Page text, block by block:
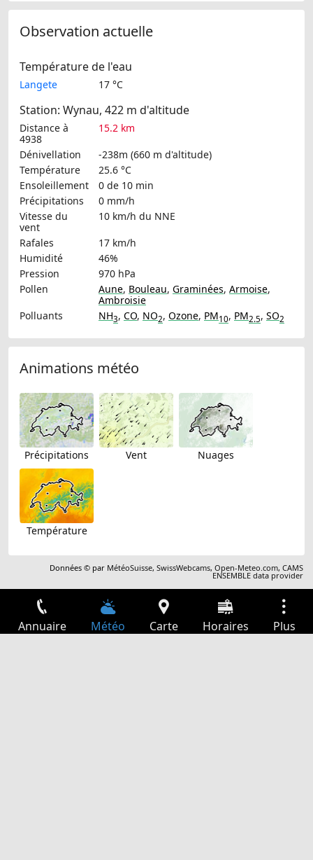
Observation actuelle
Température de l'eau
Langete 17 °C
Station: Wynau, 422 m d'altitude
Distance à
4938
15.2 km
Dénivellation
-238m (660 m d'altitude)
Température
25.6 °C
Ensoleillement
0 de 10 min
Précipitations
0 mm/h
Vitesse du
vent
10 km/h du NNE
Rafales
17 km/h
Humidité
46%
Pression
970 hPa
Pollen
Aune, Bouleau, Graminées, Armoise,
Ambroisie
Polluants
NH3, CO, NO2, Ozone, PM10, PM2.5, SO2
Animations météo
Précipitations Vent Nuages
Température
Données © par MétéoSuisse,SwissWebcams,Open-Meteo.com,CAMS
ENSEMBLE data provider
Annuaire Météo Carte Horaires Plus